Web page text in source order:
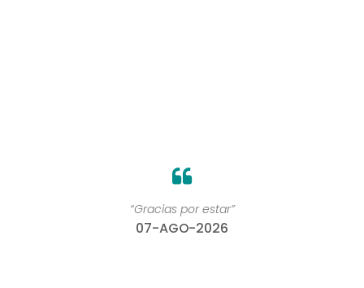
“Gracias por estar”
07-AGO-2026